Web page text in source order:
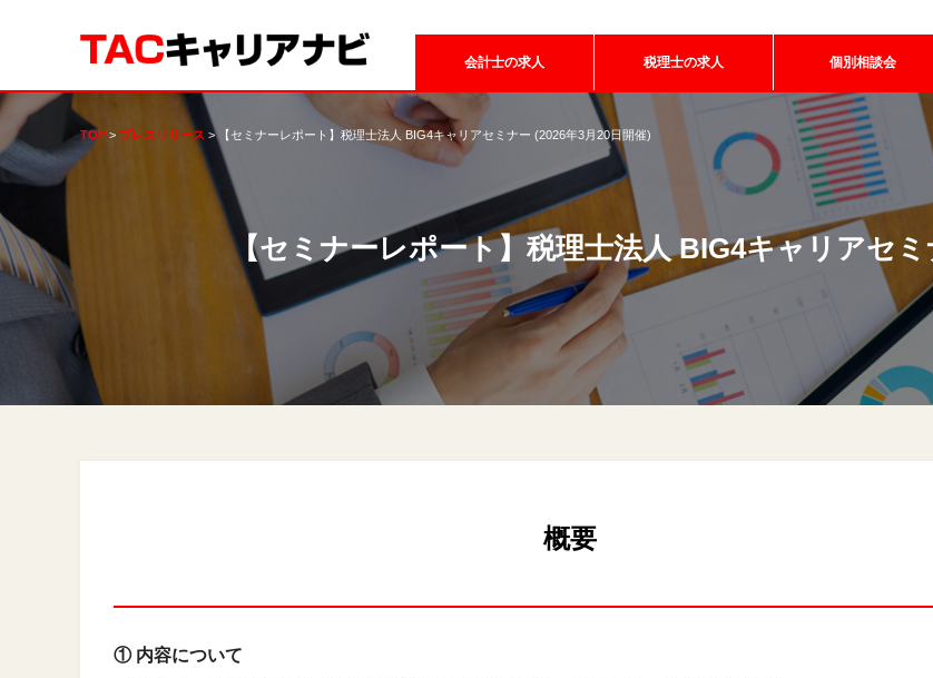
会計士の求人 税理士の求人 個別相談会
TOP プレスリリース 【セミナーレポート】税理士法人 BIG4キャリアセミナー (2026年3月20日開催)
【セミナーレポート】税理士法人BIG4キャリアセミ
概要
① 内容について